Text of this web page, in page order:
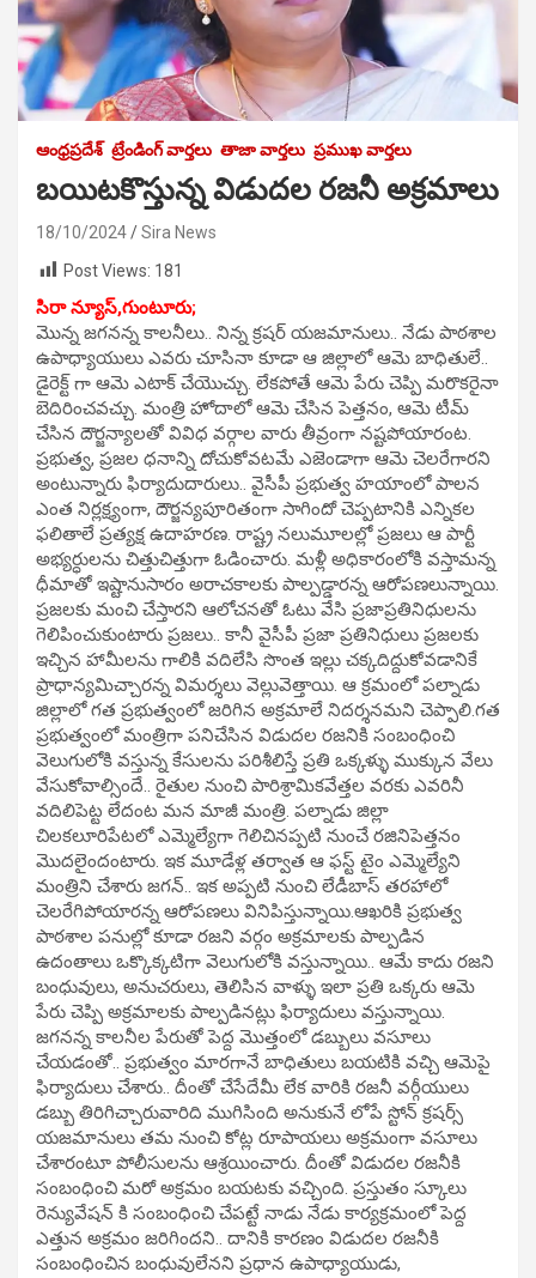
ఆంధ్రప్రదేశ్ ట్రేండింగ్ వార్తలు తాజా వార్తలు ప్రముఖ వార్తలు
బయిటకొస్తున్న విడుదల రజనీ అక్రమాలు
18/10/2024
Sira News
Post Views: 181
సిరా న్యూస్,గుంటూరు;
మొన్న జగనన్న కాలనీలు.. నిన్న క్రషర్ యజమానులు.. నేడు పాఠశాల
ఉపాధ్యాయులు ఎవరు చూసినా కూడా ఆ జిల్లాలో ఆమె బాధితులే..
డైరెక్ట్ గా ఆమె ఎటాక్ చేయొచ్చు. లేకపోతే ఆమె పేరు చెప్పి మరొకరైనా
బెదిరించవచ్చు. మంత్రి హోదాలో ఆమె చేసిన పెత్తనం, ఆమె టీమ్
చేసిన దౌర్జన్యాలతో వివిధ వర్గాల వారు తీవ్రంగా నష్టపోయారంట.
ప్రభుత్వ, ప్రజల ధనాన్ని దోచుకోవటమే ఎజెండాగా ఆమె చెలరేగారని
అంటున్నారు ఫిర్యాదుదారులు.. వైసీపీ ప్రభుత్వ హయాంలో పాలన
ఎంత నిర్లక్ష్యంగా, దౌర్జన్యపూరితంగా సాగిందో చెప్పటానికి ఎన్నికల
ఫలితాలే ప్రత్యక్ష ఉదాహరణ. రాష్ట్ర నలుమూలల్లో ప్రజలు ఆ పార్టీ
అభ్యర్ధులను చిత్తుచిత్తుగా ఓడించారు. మళ్లీ అధికారంలోకి వస్తామన్న
ధీమాతో ఇష్టానుసారం అరాచకాలకు పాల్పడ్డారన్న ఆరోపణలున్నాయి.
ప్రజలకు మంచి చేస్తారని ఆలోచనతో ఓటు వేసి ప్రజాప్రతినిధులను
గెలిపించుకుంటారు ప్రజలు.. కానీ వైసీపీ ప్రజా ప్రతినిధులు ప్రజలకు
ఇచ్చిన హామీలను గాలికి వదిలేసి సొంత ఇల్లు చక్కదిద్దుకోవడానికే
ప్రాధాన్యమిచ్చారన్న విమర్శలు వెల్లువెత్తాయి. ఆ క్రమంలో పల్నాడు
జిల్లాలో గత ప్రభుత్వంలో జరిగిన అక్రమాలే నిదర్శనమని చెప్పాలి.గత
ప్రభుత్వంలో మంత్రిగా పనిచేసిన విడుదల రజనికి సంబంధించి
వెలుగులోకి వస్తున్న కేసులను పరిశీలిస్తే ప్రతి ఒక్కళ్ళు ముక్కున వేలు
వేసుకోవాల్సిందే.. రైతుల నుంచి పారిశ్రామికవేత్తల వరకు ఎవరినీ
వదిలిపెట్ట లేదంట మన మాజీ మంత్రి. పల్నాడు జిల్లా
చిలకలూరిపేటలో ఎమ్మెల్యేగా గెలిచినప్పటి నుంచే రజినిపెత్తనం
మొదలైందంటారు. ఇక మూడేళ్ల తర్వాత ఆ ఫస్ట్ టైం ఎమ్మెల్యేని
మంత్రిని చేశారు జగన్.. ఇక అప్పటి నుంచి లేడీబాస్ తరహాలో
చెలరేగిపోయారన్న ఆరోపణలు వినిపిస్తున్నాయి.ఆఖరికి ప్రభుత్వ
పాఠశాల పనుల్లో కూడా రజని వర్గం అక్రమాలకు పాల్పడిన
ఉదంతాలు ఒక్కొక్కటిగా వెలుగులోకి వస్తున్నాయి.. ఆమే కాదు రజని
బంధువులు, అనుచరులు, తెలిసిన వాళ్ళు ఇలా ప్రతి ఒక్కరు ఆమె
పేరు చెప్పి అక్రమాలకు పాల్పడినట్లు ఫిర్యాదులు వస్తున్నాయి.
జగనన్న కాలనీల పేరుతో పెద్ద మొత్తంలో డబ్బులు వసూలు
చేయడంతో.. ప్రభుత్వం మారగానే బాధితులు బయటికి వచ్చి ఆమెపై
ఫిర్యాదులు చేశారు.. దీంతో చేసేదేమీ లేక వారికి రజనీ వర్గీయులు
డబ్బు తిరిగిచ్చారువారిది ముగిసింది అనుకునే లోపే స్టోన్ క్రషర్స్
యజమానులు తమ నుంచి కోట్ల రూపాయలు అక్రమంగా వసూలు
చేశారంటూ పోలీసులను ఆశ్రయించారు. దీంతో విడుదల రజనీకి
సంబంధించి మరో అక్రమం బయటకు వచ్చింది. ప్రస్తుతం స్కూలు
రెన్యువేషన్ కి సంబంధించి చేపట్టే నాడు నేడు కార్యక్రమంలో పెద్ద
ఎత్తున అక్రమం జరిగిందని.. దానికి కారణం విడుదల రజనీకి
సంబంధించిన బంధువులేనని ప్రధాన ఉపాధ్యాయుడు,